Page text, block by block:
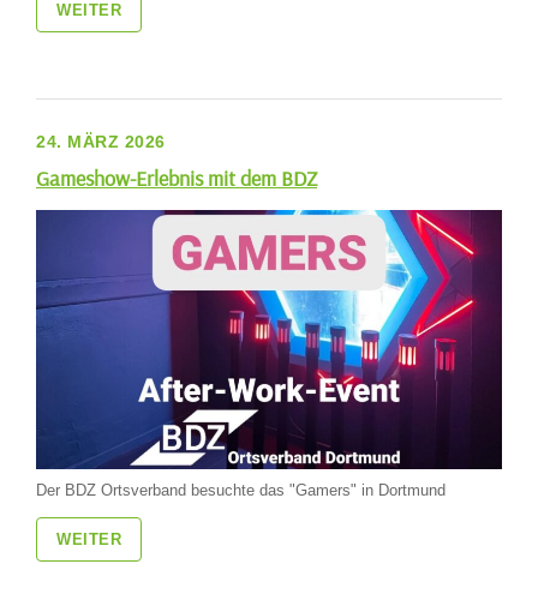
WEITER
24. MÄRZ 2026
Gameshow-Erlebnis mit dem BDZ
Der BDZ Ortsverband besuchte das "Gamers" in Dortmund
WEITER